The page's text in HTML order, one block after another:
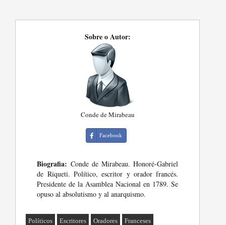
Sobre o Autor:
Conde de Mirabeau
Facebook
Biografia: Conde de Mirabeau. Honoré-Gabriel
de Riqueti. Político, escritor y orador francés.
Presidente de la Asamblea Nacional en 1789. Se
opuso al absolutismo y al anarquismo.
Políticos Escritores Oradores Franceses